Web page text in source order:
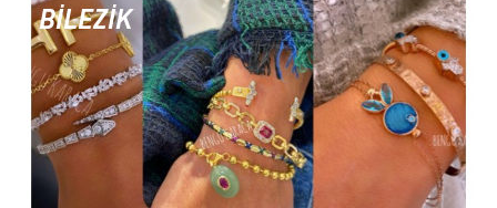
BİLEZİK